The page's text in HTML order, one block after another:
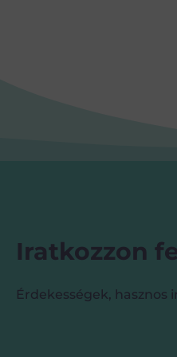
Iratkozzon
Érdekességek, hasznos